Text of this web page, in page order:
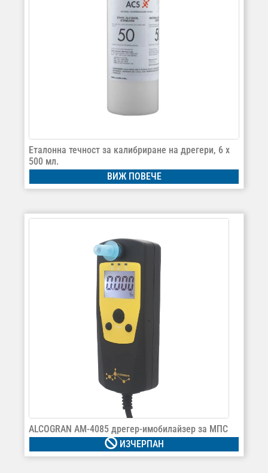
Еталонна течност за калибриране на дрегери, 6 x
500 мл.
ВИЖ ПОВЕЧЕ
ALCOGRAN AM-4085 дрегер-имобилайзер за МПС
ИЗЧЕРПАН